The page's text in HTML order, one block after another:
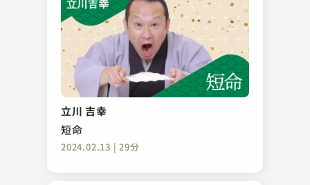
立川 吉幸
短命
2024.02.13 | 29分